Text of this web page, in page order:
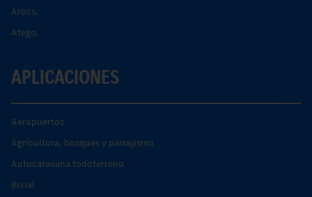
Arocs.
Atego.
APLICACIONES
Aeropuertos
Agricultura, bosques y paisajismo
Autocaravana todoterreno
Bivial